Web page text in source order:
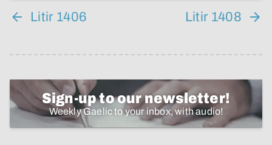
Litir 1406 Litir 1408
Sign-up to our newsletter!
Weekly Gaelic to your inbox, with audio!